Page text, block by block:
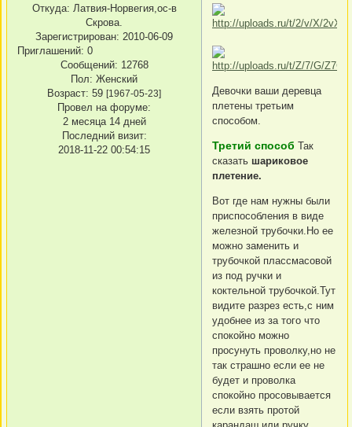
Откуда: Латвия-Норвегия,ос-в
Скрова.
Зарегистрирован: 2010-06-09
Приглашений: 0
Сообщений: 12768
Пол: Женский
Возраст: 59 [1967-05-23]
Провел на форуме:
2 месяца 14 дней
Последний визит:
2018-11-22 00:54:15
Девочки ваши деревца
плетены третьим
способом.
Третий способ Так
сказать шариковое
плетение.
Вот где нам нужны были
приспособления в виде
железной трубочки.Но ее
можно заменить и
трубочкой плассмасовой
из под ручки и
коктельной трубочкой.Тут
видите разрез есть,с ним
удобнее из за того что
спокойно можно
просунуть проволку,но не
так страшно если ее не
будет и проволка
спокойно просовывается
если взять протой